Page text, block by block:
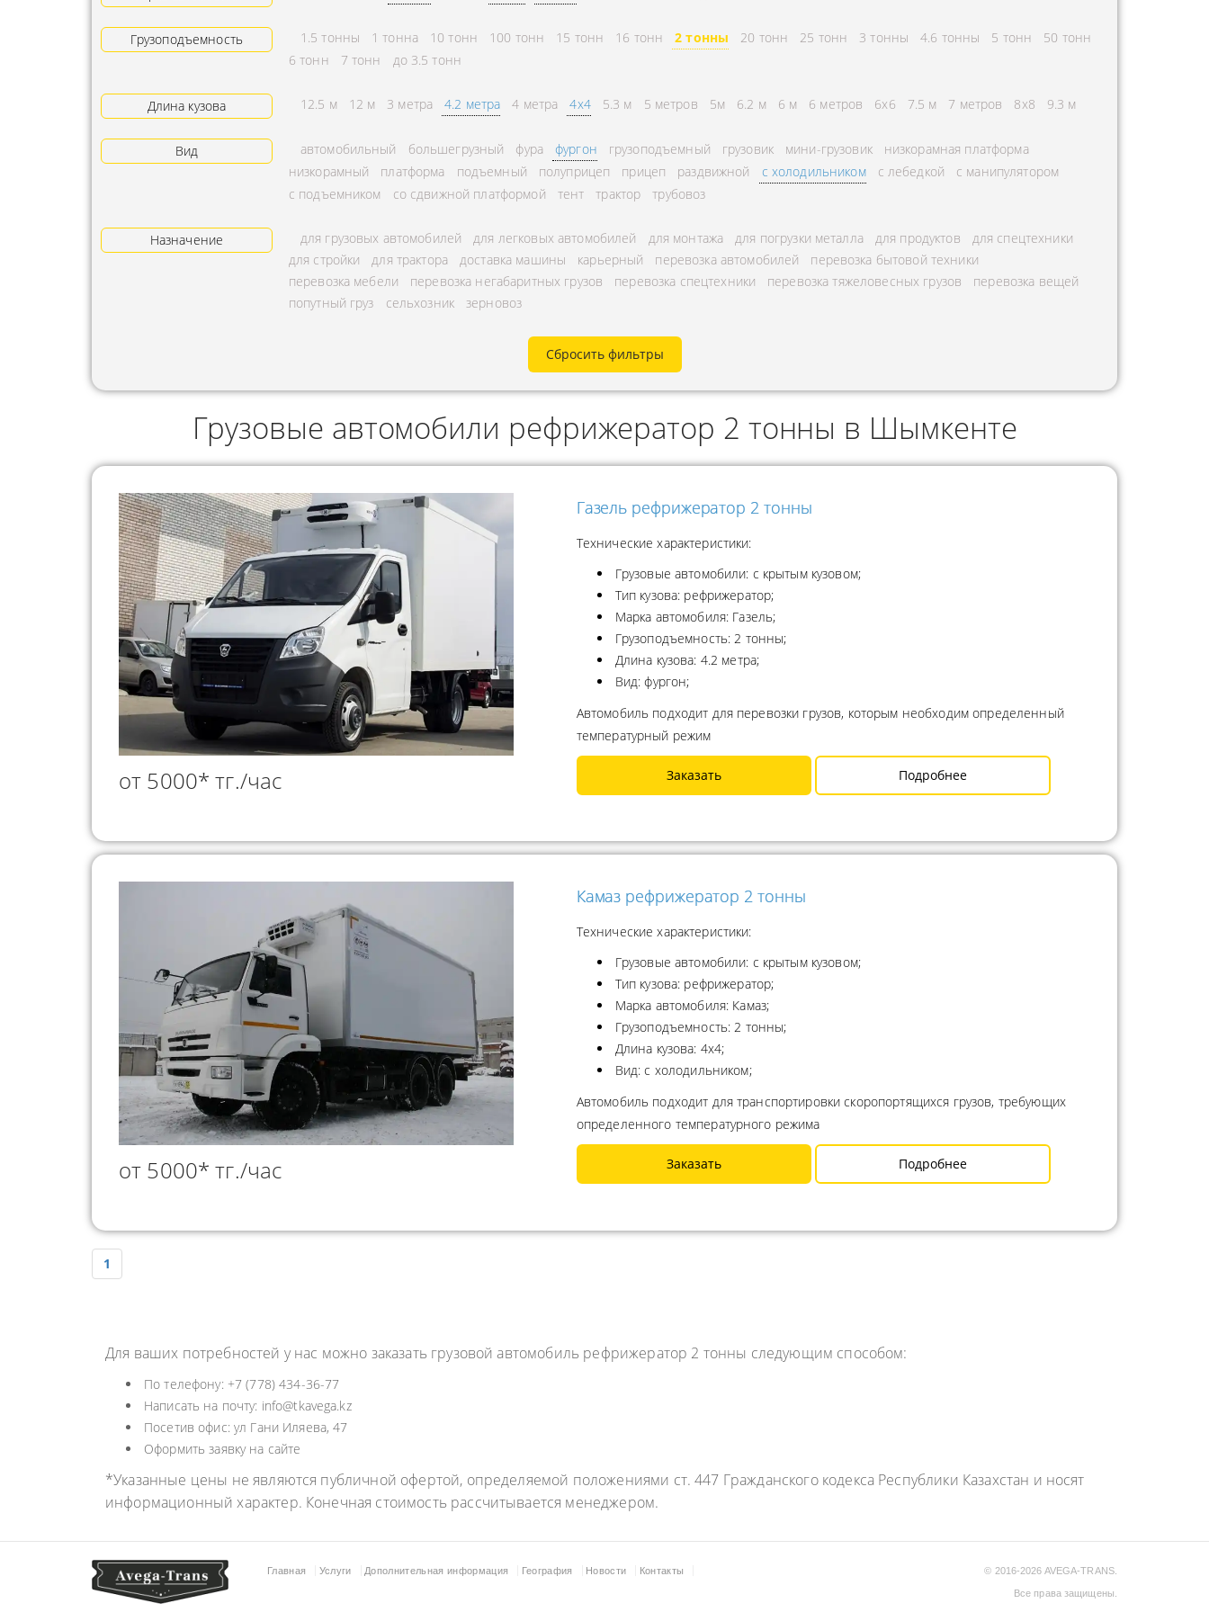
АРЕНДА ТРАКТОРА
УСЛУГИ АВТОКРАНА
АВИАПЕРЕВОЗКА
ГРУЗОПЕРЕВОЗКИ
ПЕРЕВОЗКИ
ИНДИВИДУАЛЬНЫЕ
ГРУЗОПЕРЕВОЗКИ
КОНТЕЙНЕРНЫЕ
ПЕРЕВОЗКИ
ЭКСПЕДИТОРА
ПЕРЕВОЗКА ЩЕБНЯ
ПЕРЕВОЗКА МУКИ
РАССЧИТАТЬ РАССТОЯНИЕ
ОХРАНА ГРУЗА
ПЕРЕВОЗКА КИСЛОРОДНЫХ
БАЛЛОНОВ
ПЕРЕВОЗКА
НЕФТЕПРОДУКТОВ
ГОРОДСКИЕ
МЕЖДУГОРОДНЫЕ
ПЕРЕВОЗКИ В БЕЛАРУСЬ
ПЕРЕВОЗКИ В
Грузоподъемность 1.5 тонны 1 тонна 10 тонн 100 тонн 15 тонн 16 тонн 2 тонны 20 тонн 25 тонн 3 тонны 4.6 тонны 5 тонн
50 тонн
6 тонн
7 тонн до 3.5 тонн
Длина кузова 12.5 м 12 м 3 метра 4.2 метра 4 метра 4x4 5.3 м 5 метров 5м 6.2 м 6 м 6 метров 6х6 7.5 м 7 метров 8х8 9.3 м
Вид автомобильный большегрузный фура фургон грузоподъемный грузовик мини-грузовик
низкорамная платформа
низкорамный
платформа подъемный полуприцеп прицеп раздвижной с холодильником с лебедкой
с манипулятором
с подъемником
со сдвижной платформой тент трактор трубовоз
Назначение для грузовых автомобилей для легковых автомобилей для монтажа для погрузки металла для продуктов
для спецтехники
для стройки
для трактора доставка машины карьерный перевозка автомобилей
перевозка бытовой техники
перевозка мебели
перевозка негабаритных грузов перевозка спецтехники перевозка тяжеловесных грузов
перевозка вещей
попутный груз
сельхозник зерновоз
Сбросить фильтры
Грузовые автомобили рефрижератор 2 тонны в Шымкенте
от 5000* тг./час
Газель рефрижератор 2 тонны
Технические характеристики:
Грузовые автомобили: с крытым кузовом;
Тип кузова: рефрижератор;
Марка автомобиля: Газель;
Грузоподъемность: 2 тонны;
Длина кузова: 4.2 метра;
Вид: фургон;
Автомобиль подходит для перевозки грузов, которым необходим определенный
температурный режим
Заказать Подробнее
от 5000* тг./час
Камаз рефрижератор 2 тонны
Технические характеристики:
Грузовые автомобили: с крытым кузовом;
Тип кузова: рефрижератор;
Марка автомобиля: Камаз;
Грузоподъемность: 2 тонны;
Длина кузова: 4x4;
Вид: с холодильником;
Автомобиль подходит для транспортировки скоропортящихся грузов, требующих
определенного температурного режима
Заказать Подробнее
1
Для ваших потребностей у нас можно заказать грузовой автомобиль рефрижератор 2 тонны следующим способом:
По телефону: +7 (778) 434-36-77
Написать на почту: info@tkavega.kz
Посетив офис: ул Гани Иляева, 47
Оформить заявку на сайте
*Указанные цены не являются публичной офертой, определяемой положениями ст. 447 Гражданского кодекса Республики Казахстан и носят
информационный характер. Конечная стоимость рассчитывается менеджером.
Главная Услуги Дополнительная информация География Новости Контакты © 2016-2026 AVEGA-TRANS.
Все права защищены.